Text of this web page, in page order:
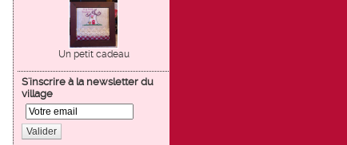
Un petit cadeau
S'inscrire à la newsletter du
village
Valider